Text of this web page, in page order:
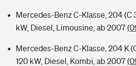
Mercedes-Benz C-Klasse, 204 (C
kW, Diesel, Limousine, ab 2007
Mercedes-Benz C-Klasse, 204 K
120 kW, Diesel, Kombi, ab 2007